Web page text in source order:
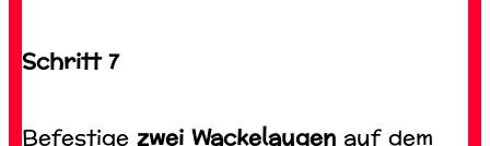
Schritt 7
Befestigezwei Wackelaugenauf dem